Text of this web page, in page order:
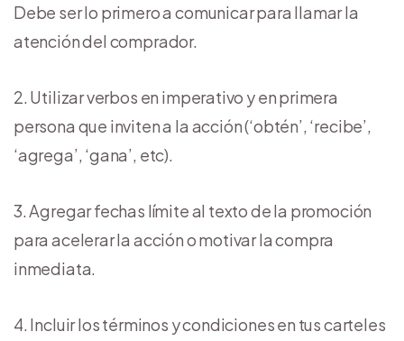
Debe ser lo primero a comunicar para llamar la
atención del comprador.
Utilizar verbos en imperativo y en primera
persona que inviten a la acción (‘obtén’, ‘recibe’,
‘agrega’, ‘gana’, etc).
Agregar fechas límite al texto de la promoción
para acelerar la acción o motivar la compra
inmediata.
Incluir los términos y condiciones en tus carteles